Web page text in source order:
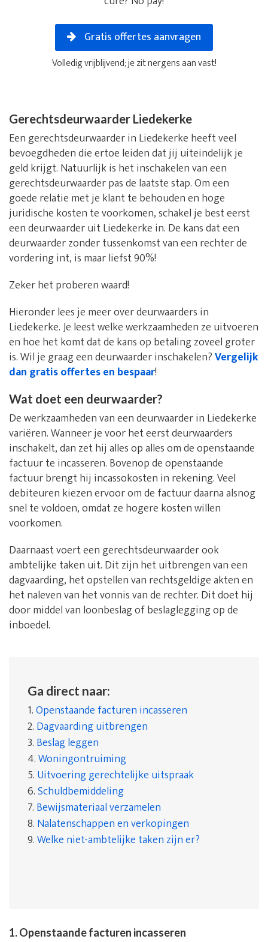
Gratis offertes aanvragen
Volledig vrijblijvend; je zit nergens aan vast!
Gerechtsdeurwaarder Liedekerke
Een gerechtsdeurwaarder in Liedekerke heeft veel
bevoegdheden die ertoe leiden dat jij uiteindelijk je
geld krijgt. Natuurlijk is het inschakelen van een
gerechtsdeurwaarder pas de laatste stap. Om een
goede relatie met je klant te behouden en hoge
juridische kosten te voorkomen, schakel je best eerst
een deurwaarder uit Liedekerke in. De kans dat een
deurwaarder zonder tussenkomst van een rechter de
vordering int, is maar liefst 90%!
Zeker het proberen waard!
Hieronder lees je meer over deurwaarders in
Liedekerke. Je leest welke werkzaamheden ze uitvoeren
en hoe het komt dat de kans op betaling zoveel groter
is. Wil je graag een deurwaarder inschakelen?Vergelijk
dan gratis offertes en bespaar!
Wat doet een deurwaarder?
De werkzaamheden van een deurwaarder in Liedekerke
variëren. Wanneer je voor het eerst deurwaarders
inschakelt, dan zet hij alles op alles om de openstaande
factuur te incasseren. Bovenop de openstaande
factuur brengt hij incassokosten in rekening. Veel
debiteuren kiezen ervoor om de factuur daarna alsnog
snel te voldoen, omdat ze hogere kosten willen
voorkomen.
Daarnaast voert een gerechtsdeurwaarder ook
ambtelijke taken uit. Dit zijn het uitbrengen van een
dagvaarding, het opstellen van rechtsgeldige akten en
het naleven van het vonnis van de rechter. Dit doet hij
door middel van loonbeslag of beslaglegging op de
inboedel.
Ga direct naar:
1.Openstaande facturen incasseren
2. Dagvaarding uitbrengen
3. Beslag leggen
4.Woningontruiming
5. Uitvoering gerechtelijke uitspraak
6.Schuldbemiddeling
7. Bewijsmateriaal verzamelen
8. Nalatenschappen en verkopingen
9.Welke niet-ambtelijke taken zijn er?
1. Openstaande facturen incasseren